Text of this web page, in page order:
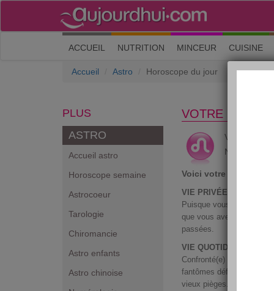
ACCUEIL (current)
NUTRITION MINCEUR CUISINE
Accueil Astro Horoscope du jour
PLUS
ASTRO
Accueil astro
Horoscope semaine
Astrocoeur
Tarologie
Chiromancie
Astro enfants
Astro chinoise
VOTRE
Vous êtes
Né entre le
Voici votre horoscope
VIE PRIVÉE :
Puisque vous avez
que vous avez
passées.
VIE QUOTIDIENNE :
Confronté(e) à un
fantômes définitivement.
vieux pièges.